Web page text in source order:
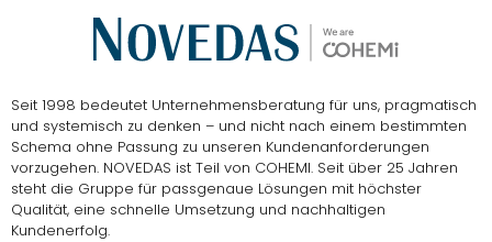
Seit 1998 bedeutet Unternehmensberatung für uns, pragmatisch
und systemisch zu denken – und nicht nach einem bestimmten
Schema ohne Passung zu unseren Kundenanforderungen
vorzugehen. NOVEDAS ist Teil von COHEMI. Seit über 25 Jahren
steht die Gruppe für passgenaue Lösungen mit höchster
Qualität, eine schnelle Umsetzung und nachhaltigen
Kundenerfolg.